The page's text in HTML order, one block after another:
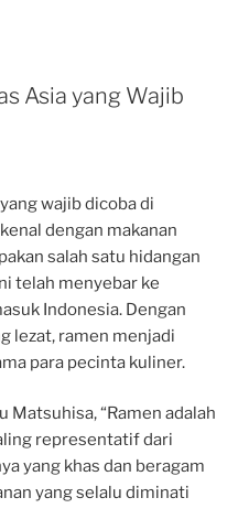
Asia yang Wajib
wajib dicoba di
dengan makanan
salah satu hidangan
telah menyebar ke
Indonesia. Dengan
lezat, ramen menjadi
para pecinta kuliner.
“Ramen adalah
representatif dari
yang khas dan beragam
yang selalu diminati